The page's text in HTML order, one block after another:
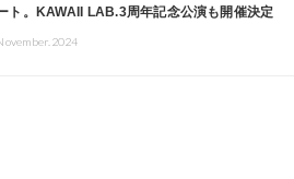
ト。KAWAII LAB.3周年記念公演も開催決定